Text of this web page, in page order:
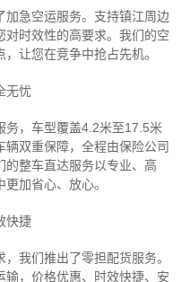
急空运服务。支持镇江周边
时效性的高要求。我们的空
让您在竞争中抢占先机。
无忧
务，车型覆盖4.2米至17.5米
辆双重保障，全程由保险公司
的整车直达服务以专业、高
加省心、放心。
快捷
我们推出了零担配货服务。
输，价格优惠、时效快捷、安